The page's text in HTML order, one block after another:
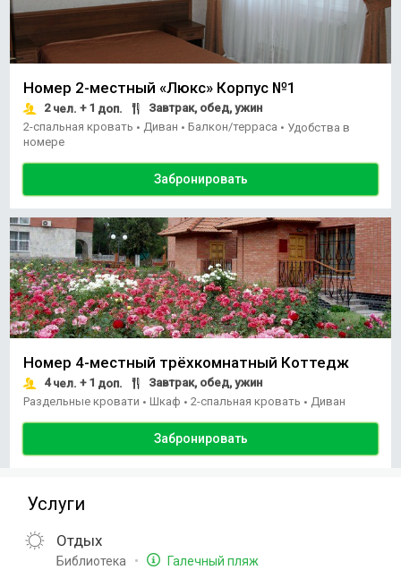
Номер 2-местный «Люкс» Корпус №1
2чел. + 1 доп.
Завтрак, обед, ужин
2-спальная кровать • Диван • Балкон/терраса • Удобства в
номере
Забронировать
Номер 4-местный трёхкомнатный Коттедж
4чел. + 1 доп.
Завтрак, обед, ужин
Раздельные кровати • Шкаф • 2-спальная кровать • Диван
Забронировать
Услуги
Отдых
Библиотека Галечный пляж